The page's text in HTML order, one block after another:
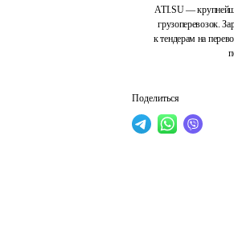
ATI.SU —
грузоперевозок.
к тендерам на
Поделиться